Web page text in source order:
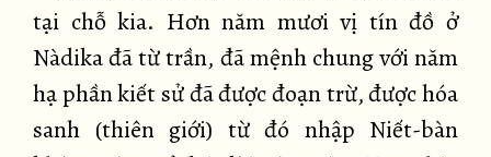
tại chỗ kia. Hơn năm mươi vị tín đồ ở
Nàdika đã từ trần, đã mệnh chung với năm
hạ phần kiết sử đã được đoạn trừ, được hóa
sanh (thiên giới) từ đó nhập Niết-bàn